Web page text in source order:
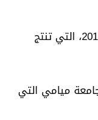
وأسس جونسون شركة "سيفن باكس برودكشنز" Seven Bucks Productions عام 2012، التي تنتج
ميامي التي